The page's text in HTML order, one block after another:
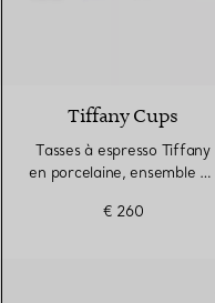
Tiffany Cups
Tasses à espresso Tiffany
en porcelaine, ensemble de
€ 260